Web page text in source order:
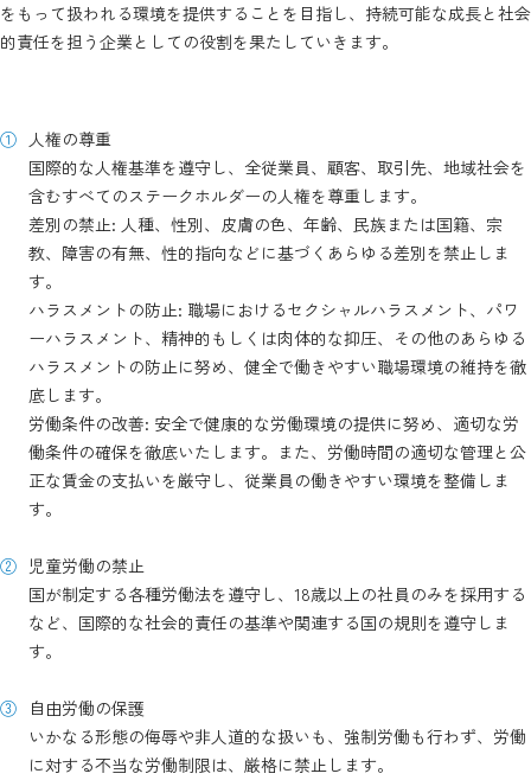
をもって扱われる環境を提供することを目指し、持続可能な成長と社会
的責任を担う企業としての役割を果たしていきます。
人権の尊重
国際的な人権基準を遵守し、全従業員、顧客、取引先、地域社会を
含むすべてのステークホルダーの人権を尊重します。
差別の禁止: 人種、性別、皮膚の色、年齢、民族または国籍、宗
教、障害の有無、性的指向などに基づくあらゆる差別を禁止しま
す。
ハラスメントの防止: 職場におけるセクシャルハラスメント、パワ
ーハラスメント、精神的もしくは肉体的な抑圧、その他のあらゆる
ハラスメントの防止に努め、健全で働きやすい職場環境の維持を徹
底します。
労働条件の改善: 安全で健康的な労働環境の提供に努め、適切な労
働条件の確保を徹底いたします。また、労働時間の適切な管理と公
正な賃金の支払いを厳守し、従業員の働きやすい環境を整備しま
す。
児童労働の禁止
国が制定する各種労働法を遵守し、18歳以上の社員のみを採用する
など、国際的な社会的責任の基準や関連する国の規則を遵守しま
す。
自由労働の保護
いかなる形態の侮辱や非人道的な扱いも、強制労働も行わず、労働
に対する不当な労働制限は、厳格に禁止します。